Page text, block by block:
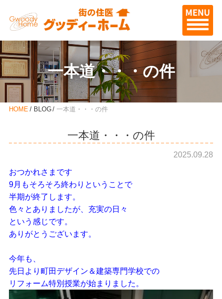
一本道・・・の件
HOME BLOG 一本道・・・の件
一本道・・・の件
2025.09.28
おつかれさまです
9月もそろそろ終わりということで
半期が終了します。
色々とありましたが、充実の日々
という感じです。
ありがとうございます。
今年も、
先日より町田デザイン＆建築専門学校での
リフォーム特別授業が始まりました。